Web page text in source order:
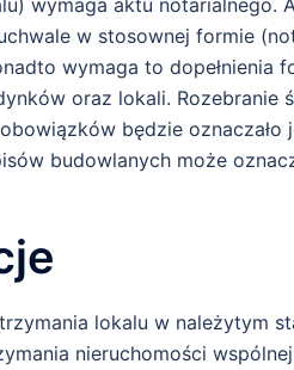
wymaga aktu notarialnego.
w stosownej formie
wymaga to dopełnienia
oraz lokali. Rozebranie
będzie
budowlanych może
lokalu w należytym
nieruchomości